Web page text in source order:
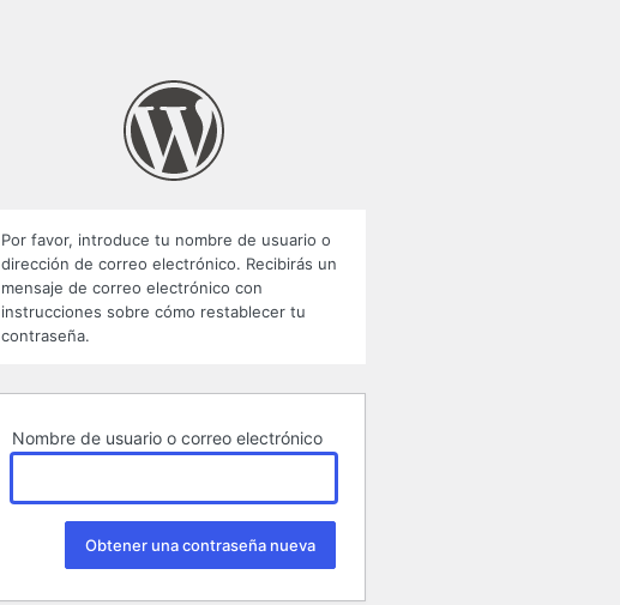
Por favor, introduce tu nombre de usuario o
dirección de correo electrónico. Recibirás un
mensaje de correo electrónico con
instrucciones sobre cómo restablecer tu
contraseña.
Nombre de usuario o correo electrónico